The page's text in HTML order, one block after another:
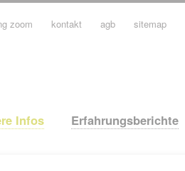
Infos Erfahrungsberichte
zoom kontakt agb sitemap